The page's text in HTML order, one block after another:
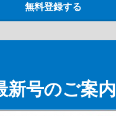
新号のご案内